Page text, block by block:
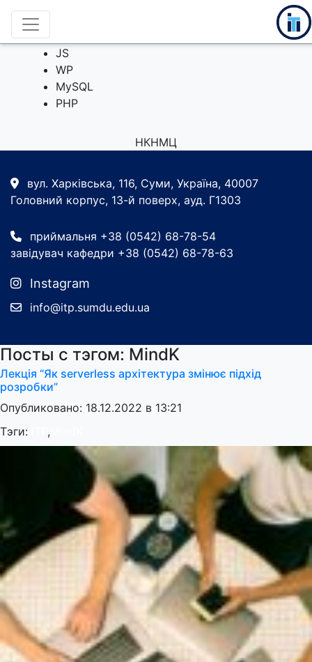
JS
WP
MySQL
PHP
НКНМЦ
вул. Харківська, 116, Суми, Україна, 40007
Головний корпус, 13-й поверх, ауд. Г1303
приймальня +38 (0542) 68-78-54
завідувач кафедри +38 (0542) 68-78-63
Instagram
info@itp.sumdu.edu.ua
Посты с тэгом: MindK
Лекція “Як serverless архітектура змінює підхід
розробки”
Опубликовано: 18.12.2022 в 13:21
Тэги:
,